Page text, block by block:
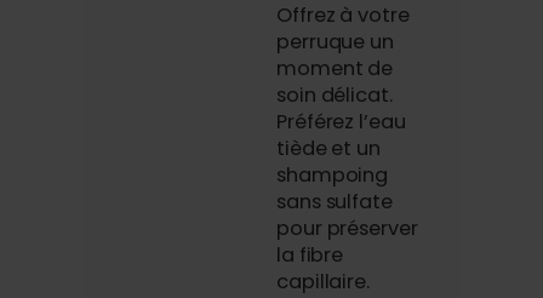
Offrez à votre
perruque un
moment de
soin délicat.
Préférez l’eau
tiède et un
shampoing
sans sulfate
pour préserver
la fibre
capillaire.